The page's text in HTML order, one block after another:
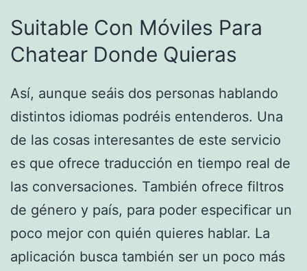
Suitable Con Móviles Para
Chatear Donde Quieras
Así, aunque seáis dos personas hablando
distintos idiomas podréis entenderos. Una
de las cosas interesantes de este servicio
es que ofrece traducción en tiempo real de
las conversaciones. También ofrece filtros
de género y país, para poder especificar un
poco mejor con quién quieres hablar. La
aplicación busca también ser un poco más